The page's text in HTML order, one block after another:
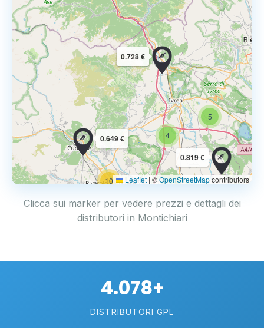
10
4
5
0.819 €
0.649 €
0.728 €
Leaflet | ©OpenStreetMapcontributors
Clicca sui marker per vedere prezzi e dettagli dei
distributori in Montichiari
4.078+
DISTRIBUTORI GPL